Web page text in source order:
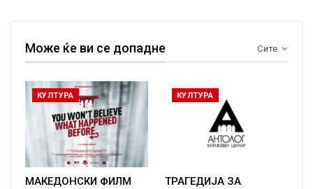
Сите
Може ќе ви се допадне
КУЛТУРА
МАКЕДОНСКИ ФИЛМ
КУЛТУРА
ТРАГЕДИЈА ЗА